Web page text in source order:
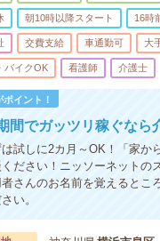
朝10時以降スタート 16時
交費支給 車通勤可 大
バイクOK 看護師 介護士
ポイント！
間でガッツリ稼ぐな
試しに2カ月～OK！「家か
ください！ニッソーネットの
さんのお名前を覚えるとこ
い。